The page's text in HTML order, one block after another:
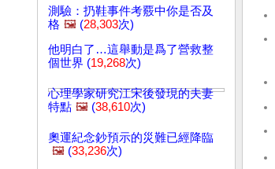
測驗：扔鞋事件考覈中你是否及
格 🖼️ (28,303次)
他明白了…這舉動是爲了營救整
個世界 (19,268次)
心理學家研究江宋後發現的夫妻
特點 🖼️ (38,610次)
奧運紀念鈔預示的災難已經降臨
🖼️ (33,236次)